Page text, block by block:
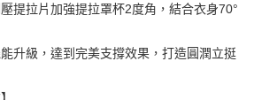
】
商品之後才付款」的支付方式。 讓您購物簡單
不需綁卡、不需儲值。
簡訊認證，即可結帳。
配客嘉循環箱包裝寄出
提拉片加強提拉罩杯2度角，結合衣身70°
升級，達到完美支撐效果，打造圓潤立挺